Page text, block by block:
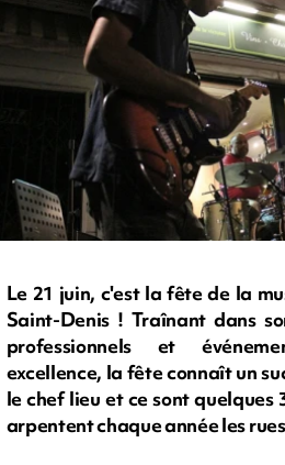
Le 21 juin, c'est la fête de la
Saint-Denis ! Traînant dans
professionnels et
excellence, la fête connaît un
le chef lieu et ce sont quelques
arpentent chaque année les